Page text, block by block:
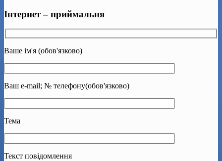
Інтернет – приймальня
Ваше ім'я (обов'язково)
Ваш e-mail; № телефону(обов'язково)
Тема
Текст повідомлення